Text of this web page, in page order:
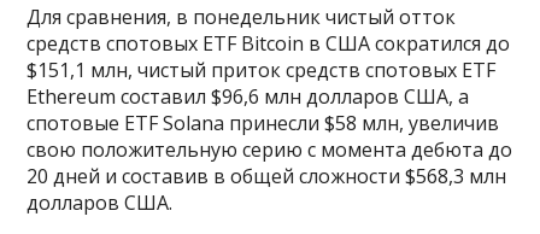
Для сравнения, в понедельник чистый отток
средств спотовых ETF Bitcoin в США сократился до
$151,1 млн, чистый приток средств спотовых ETF
Ethereum составил $96,6 млн долларов США, а
спотовые ETF Solana принесли $58 млн, увеличив
свою положительную серию с момента дебюта до
20 дней и составив в общей сложности $568,3 млн
долларов США.